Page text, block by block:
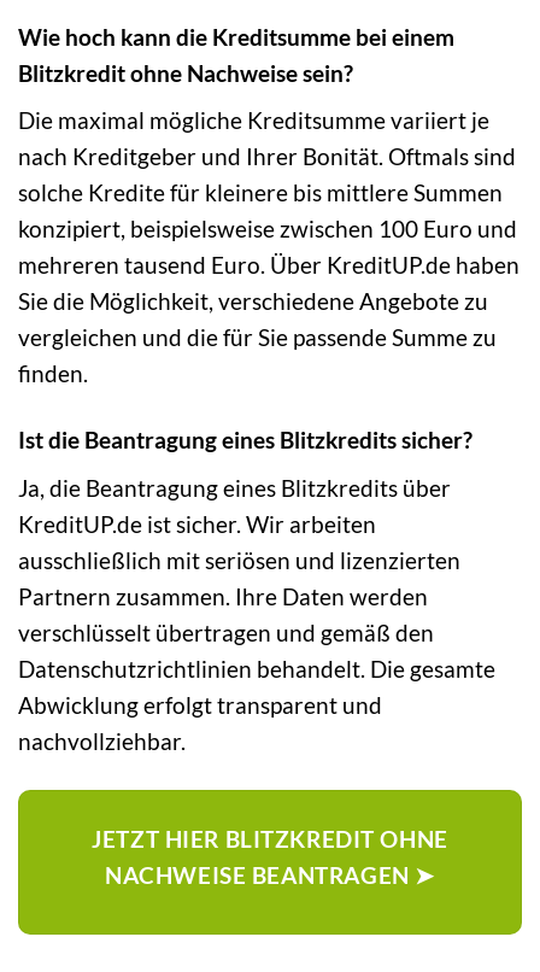
Wie hoch kann die Kreditsumme bei einem
Blitzkredit ohne Nachweise sein?
Die maximal mögliche Kreditsumme variiert je
nach Kreditgeber und Ihrer Bonität. Oftmals sind
solche Kredite für kleinere bis mittlere Summen
konzipiert, beispielsweise zwischen 100 Euro und
mehreren tausend Euro. Über KreditUP.de haben
Sie die Möglichkeit, verschiedene Angebote zu
vergleichen und die für Sie passende Summe zu
finden.
Ist die Beantragung eines Blitzkredits sicher?
Ja, die Beantragung eines Blitzkredits über
KreditUP.de ist sicher. Wir arbeiten
ausschließlich mit seriösen und lizenzierten
Partnern zusammen. Ihre Daten werden
verschlüsselt übertragen und gemäß den
Datenschutzrichtlinien behandelt. Die gesamte
Abwicklung erfolgt transparent und
nachvollziehbar.
JETZT HIER BLITZKREDIT OHNE
NACHWEISE BEANTRAGEN ➤